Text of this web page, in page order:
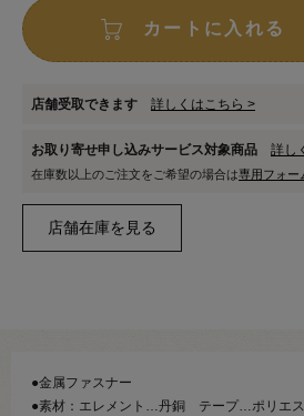
カートに入れる
店舗受取できます 詳しくはこちら >
お取り寄せ申し込みサービス対象商品 詳し
在庫数以上のご注文をご希望の場合は専用フォー
●金属ファスナー
●素材：エレメント…丹銅 テープ…ポリエ